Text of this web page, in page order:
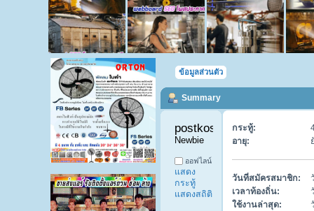
ข้อมูลส่วนตัว
Summary
postkosana
Newbie
ออฟไลน์
แสดง
กระทู้
แสดงสถิติ
กระทู้:
อายุ:
วันที่สมัครสมาชิก:
เวลาท้องถิ่น:
ใช้งานล่าสุด: